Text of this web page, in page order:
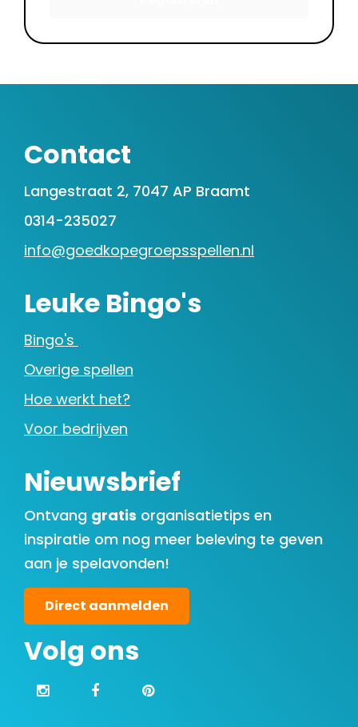
Contact
Langestraat 2, 7047 AP Braamt
0314-235027
info@goedkopegroepsspellen.nl
Leuke Bingo's
Bingo's
Overige spellen
Hoe werkt het?
Voor bedrijven
Nieuwsbrief
Ontvang gratis organisatietips en
inspiratie om nog meer beleving te geven
aan je spelavonden!
Direct aanmelden
Volg ons